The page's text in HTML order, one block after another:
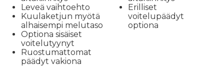
Leveä vaihtoehto
Kuulaketjun myötä
alhaisempi melutaso
Optiona sisäiset
voitelutyynyt
Ruostumattomat
päädyt vakiona
Erilliset
voitelupäädyt
optiona